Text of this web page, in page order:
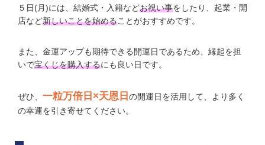
５日(月)には、結婚式・入籍などお祝い事をしたり、起業・開
店など新しいことを始めることがおすすめです。
また、金運アップも期待できる開運日であるため、縁起を担
いで宝くじを購入するにも良い日です。
ぜひ、 一粒万倍日×天恩日 の開運日を活用して、より多く
の幸運を引き寄せてください。